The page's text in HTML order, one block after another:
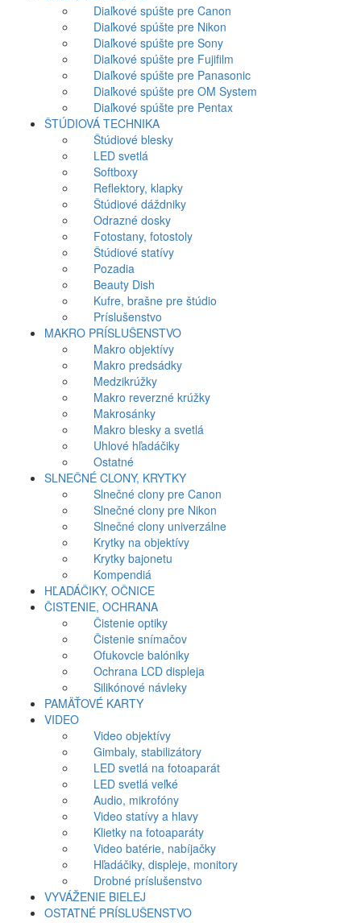
Diaľkové spúšte pre Canon
Diaľkové spúšte pre Nikon
Diaľkové spúšte pre Sony
Diaľkové spúšte pre Fujifilm
Diaľkové spúšte pre Panasonic
Diaľkové spúšte pre OM System
Diaľkové spúšte pre Pentax
ŠTÚDIOVÁ TECHNIKA
Štúdiové blesky
LED svetlá
Softboxy
Reflektory, klapky
Štúdiové dáždniky
Odrazné dosky
Fotostany, fotostoly
Štúdiové statívy
Pozadia
Beauty Dish
Kufre, brašne pre štúdio
Príslušenstvo
MAKRO PRÍSLUŠENSTVO
Makro objektívy
Makro predsádky
Medzikrúžky
Makro reverzné krúžky
Makrosánky
Makro blesky a svetlá
Uhlové hľadáčiky
Ostatné
SLNEČNÉ CLONY, KRYTKY
Slnečné clony pre Canon
Slnečné clony pre Nikon
Slnečné clony univerzálne
Krytky na objektívy
Krytky bajonetu
Kompendiá
HĽADÁČIKY, OČNICE
ČISTENIE, OCHRANA
Čistenie optiky
Čistenie snímačov
Ofukovcie balóniky
Ochrana LCD displeja
Silikónové návleky
PAMÄŤOVÉ KARTY
VIDEO
Video objektívy
Gimbaly, stabilizátory
LED svetlá na fotoaparát
LED svetlá veľké
Audio, mikrofóny
Video statívy a hlavy
Klietky na fotoaparáty
Video batérie, nabíjačky
Hľadáčiky, displeje, monitory
Drobné príslušenstvo
VYVÁŽENIE BIELEJ
OSTATNÉ PRÍSLUŠENSTVO